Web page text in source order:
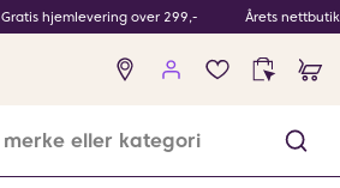
Gratis hjemlevering over 299,- Årets
Ingen
produkter